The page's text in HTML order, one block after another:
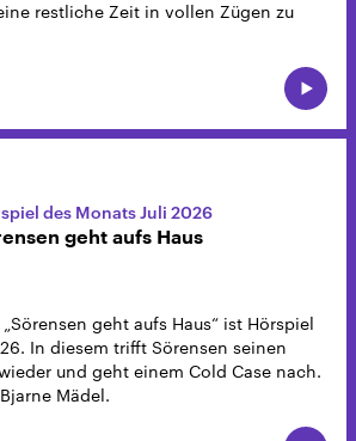
restliche Zeit in vollen Zügen zu
des Monats Juli 2026
geht aufs Haus
geht aufs Haus“ ist Hörspiel
In diesem trifft Sörensen seinen
und geht einem Cold Case nach.
Mädel.